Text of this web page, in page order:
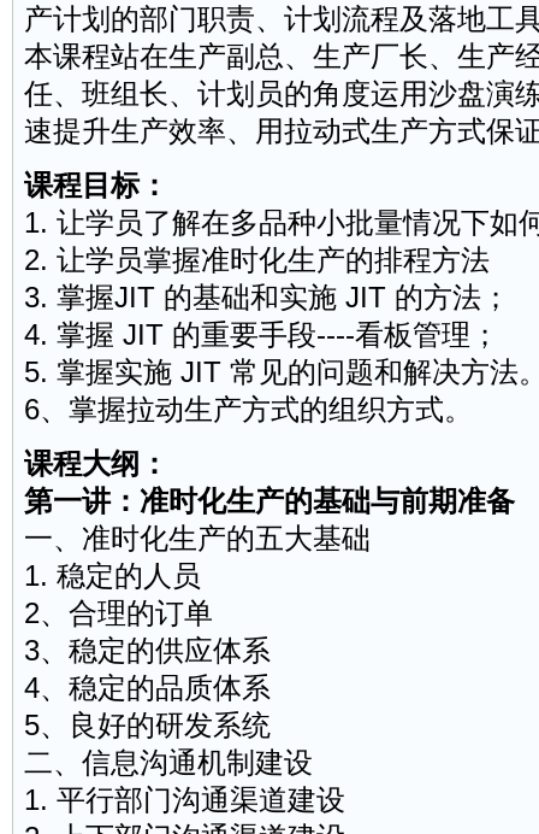
产计划的部门职责、计划流程及落地工
本课程站在生产副总、生产厂长、生产
任、班组长、计划员的角度运用沙盘演
速提升生产效率、用拉动式生产方式保
课程目标：
1. 让学员了解在多品种小批量情况下如
2. 让学员掌握准时化生产的排程方法
3. 掌握JIT 的基础和实施 JIT 的方法；
4. 掌握 JIT 的重要手段----看板管理；
5. 掌握实施 JIT 常见的问题和解决方法
6、掌握拉动生产方式的组织方式。
课程大纲：
第一讲：准时化生产的基础与前期准备
一、准时化生产的五大基础
1. 稳定的人员
2、合理的订单
3、稳定的供应体系
4、稳定的品质体系
5、良好的研发系统
二、信息沟通机制建设
1. 平行部门沟通渠道建设